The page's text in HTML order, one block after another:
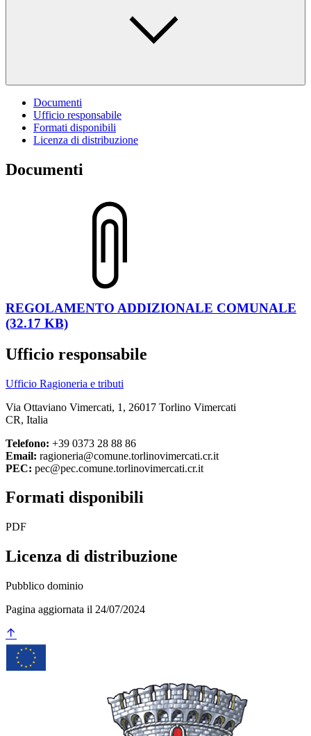
Documenti
Ufficio responsabile
Formati disponibili
Licenza di distribuzione
Documenti
REGOLAMENTO ADDIZIONALE COMUNALE
(32.17 KB)
Ufficio responsabile
Ufficio Ragioneria e tributi
Via Ottaviano Vimercati, 1, 26017 Torlino Vimercati
CR, Italia
Telefono: +39 0373 28 88 86
Email: ragioneria@comune.torlinovimercati.cr.it
PEC: pec@pec.comune.torlinovimercati.cr.it
Formati disponibili
PDF
Licenza di distribuzione
Pubblico dominio
Pagina aggiornata il 24/07/2024